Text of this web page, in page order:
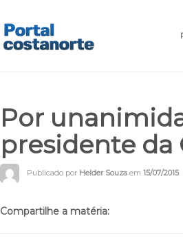
Por
presidente da
Publicado por Helder Souza em 15/07/2015
Compartilhe a matéria: